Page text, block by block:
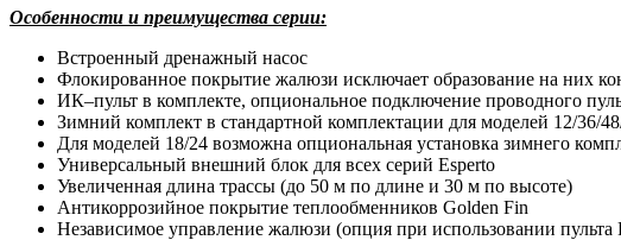
Особенности и преимущества серии:
Встроенный дренажный насос
Флокированное покрытие жалюзи исключает образование на них
ИК–пульт в комплекте, опциональное подключение проводного
Зимний комплект в стандартной комплектации для моделей 12/36/
Для моделей 18/24 возможна опциональная установка зимнего
Универсальный внешний блок для всех серий Esperto
Увеличенная длина трассы (до 50 м по длине и 30 м по высоте)
Антикоррозийное покрытие теплообменников Golden Fin
Независимое управление жалюзи (опция при использовании пульта